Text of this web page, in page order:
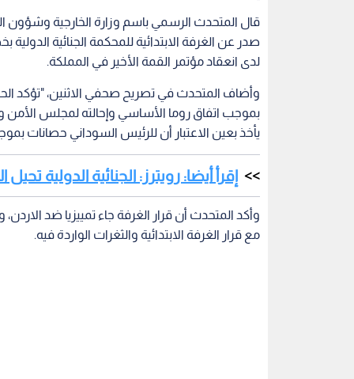
قال المتحدث الرسمي باسم وزارة الخارجية وشؤون
صدر عن الغرفة الابتدائية للمحكمة الجنائية
لدى انعقاد مؤتمر القمة الأخير في المملكة.
وأضاف المتحدث في تصريح صحفي الاثنين، "تؤكد
بموجب اتفاق روما الأساسي وإحالته لمجلس
يأخذ بعين الاعتبار أن للرئيس السوداني حصانات
إقرأ أيضا: رويترز: الجنائية الدولية
وأكد المتحدث أن قرار الغرفة جاء تمييزيا ضد
مع قرار الغرفة الابتدائية والثغرات الواردة فيه.